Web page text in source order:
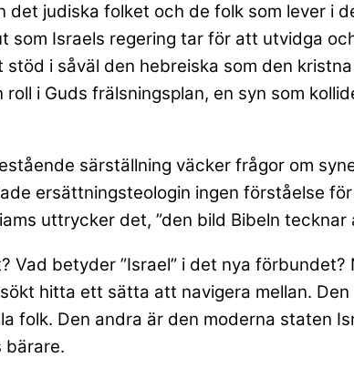
judiska folket och de folk som lever i
Israels regering tar för att utvidga
i såväl den hebreiska som den
i Guds frälsningsplan, en syn som
särställning väcker frågor om
ersättningsteologin ingen förståelse
uttrycker det, ”den bild Bibeln
Vad betyder ”Israel” i det nya
hitta ett sätta att navigera mellan.
folk. Den andra är den moderna staten
bärare.